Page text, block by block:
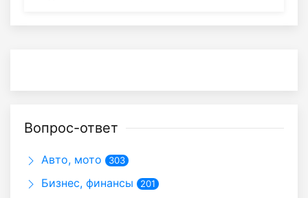
Вопрос-ответ
Авто, мото 303
Бизнес, финансы 201